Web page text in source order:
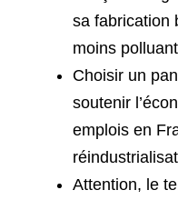
sa fabrication
moins
Choisir un
soutenir
emplois en
Attention, le